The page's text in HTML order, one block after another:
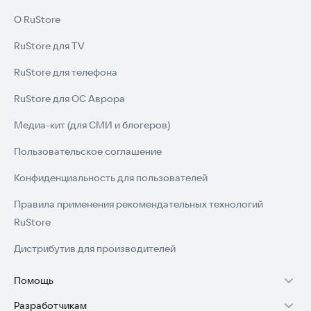
Программа актуальна для всех версий Android и работает
стабильно даже в сложных условиях.
Попробуйте установить приложение прямо сейчас для
полного контроля над вашими устройствами.
О RuStore
RuStore для TV
RuStore для телефона
RuStore для ОС Аврора
Медиа-кит (для СМИ и блогеров)
Пользовательское соглашение
Конфиденциальность для пользователей
Правила применения рекомендательных технологий
RuStore
Дистрибутив для производителей
Помощь
Установка RuStore на TV
Разработчикам